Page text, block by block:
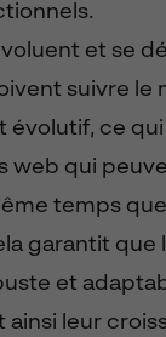
et se
suivre le
évolutif, ce
web qui
temps
garantit que
et
ainsi leur